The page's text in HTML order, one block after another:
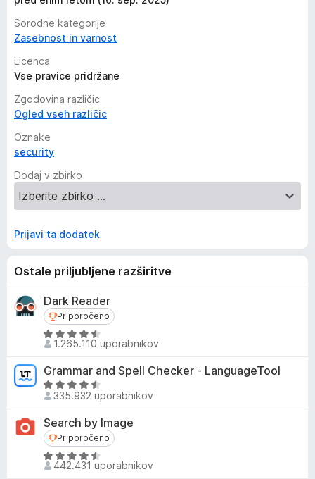
Sorodne kategorije
Zasebnost in varnost
Licenca
Vse pravice pridržane
Zgodovina različic
Ogled vseh različic
Oznake
security
Dodaj v zbirko
Prijavi ta dodatek
Ostale priljubljene razširitve
Dark Reader
Priporočeno
Priporočeno
O
c
e
n
j
n
o
z
4
1.265.110 uporabnikov
Grammar and Spell Checker - LanguageTool
O
c
e
n
j
e
335.932 uporabnikov
Search by Image
Priporočeno
Priporočeno
O
c
442.431 uporabnikov